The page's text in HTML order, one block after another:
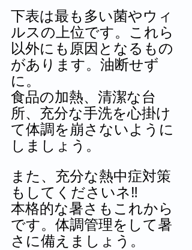
下表は最も多い菌やウィ
ルスの上位です。これら
以外にも原因となるもの
があります。油断せず
に。
食品の加熱、清潔な台
所、充分な手洗を心掛け
て体調を崩さないように
しましょう。
また、充分な熱中症対策
もしてくださいネ‼
本格的な暑さもこれから
です。体調管理をして暑
さに備えましょう。